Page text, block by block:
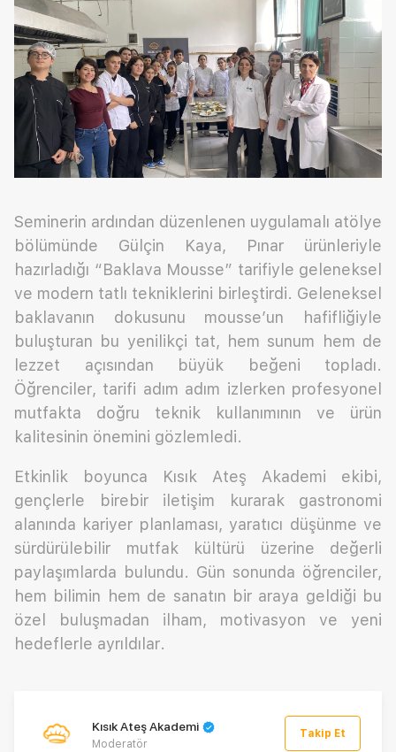
Seminerin ardından düzenlenen uygulamalı atölye
bölümünde Gülçin Kaya, Pınar ürünleriyle
hazırladığı “Baklava Mousse” tarifiyle geleneksel
ve modern tatlı tekniklerini birleştirdi. Geleneksel
baklavanın dokusunu mousse’un hafifliğiyle
buluşturan bu yenilikçi tat, hem sunum hem de
lezzet açısından büyük beğeni topladı.
Öğrenciler, tarifi adım adım izlerken profesyonel
mutfakta doğru teknik kullanımının ve ürün
kalitesinin önemini gözlemledi.
Etkinlik boyunca Kısık Ateş Akademi ekibi,
gençlerle birebir iletişim kurarak gastronomi
alanında kariyer planlaması, yaratıcı düşünme ve
sürdürülebilir mutfak kültürü üzerine değerli
paylaşımlarda bulundu. Gün sonunda öğrenciler,
hem bilimin hem de sanatın bir araya geldiği bu
özel buluşmadan ilham, motivasyon ve yeni
hedeflerle ayrıldılar.
Kısık Ateş Akademi
Moderatör
Takip Et